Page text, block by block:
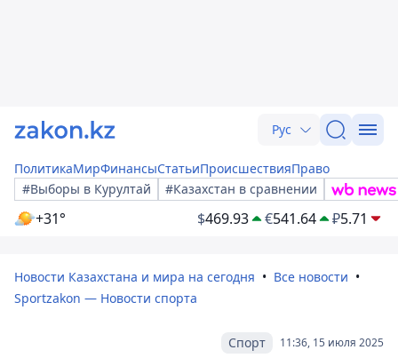
Рус
ПолитикаМирФинансыСтатьиПроисшествияПраво
#Выборы в Курултай
#Казахстан в сравнении
+31° $469.93 €541.64 ₽5.71
Новости Казахстана и мира на сегодня
Все новости
Sportzakon — Новости спорта
11:36, 15 июля 2025
Спорт